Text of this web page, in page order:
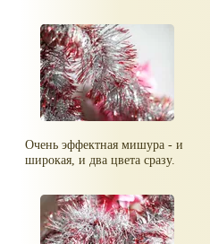
Очень эффектная мишура - и
широкая, и два цвета сразу.